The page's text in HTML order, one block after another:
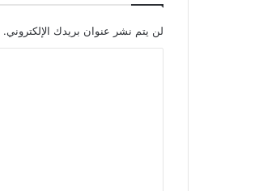
لن يتم نشر عنوان بريدك الإلكتروني.